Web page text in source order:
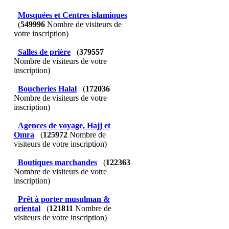
Mosquées et Centres islamiques
(549996Nombre de visiteurs de
votre inscription)
Salles de prière (379557
Nombre de visiteurs de votre
inscription)
Boucheries Halal (172036
Nombre de visiteurs de votre
inscription)
Agences de voyage, Hajj et
Omra
(125972Nombre de
visiteurs de votre inscription)
Boutiques marchandes (122363
Nombre de visiteurs de votre
inscription)
Prêt à porter musulman &
oriental
(121811 Nombre de
visiteurs de votre inscription)